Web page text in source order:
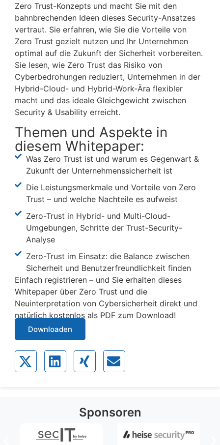
Zero Trust-Konzepts und macht Sie mit den
bahnbrechenden Ideen dieses Security-Ansatzes
vertraut. Sie erfahren, wie Sie die Vorteile von
Zero Trust gezielt nutzen und Ihr Unternehmen
optimal auf die Zukunft der Sicherheit vorbereiten.
Sie lesen, wie Zero Trust das Risiko von
Cyberbedrohungen reduziert, Unternehmen in der
Hybrid-Cloud- und Hybrid-Work-Ära flexibler
macht und das ideale Gleichgewicht zwischen
Security & Usability erreicht.
Themen und Aspekte in
diesem Whitepaper:
Was Zero Trust ist und warum es Gegenwart &
Zukunft der Unternehmenssicherheit ist
Die Leistungsmerkmale und Vorteile von Zero
Trust – und welche Nachteile es aufweist
Zero-Trust in Hybrid- und Multi-Cloud-
Umgebungen, Schritte der Trust-Security-
Analyse
Zero-Trust im Einsatz: die Balance zwischen
Sicherheit und Benutzerfreundlichkeit finden
Einfach registrieren – und Sie erhalten dieses
Whitepaper über Zero Trust und die
Neuinterpretation von Cybersicherheit direkt und
natürlich kostenlos als PDF zum Download!
Downloaden
Sponsoren